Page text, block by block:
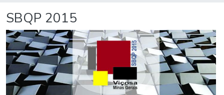
SBQP 2015